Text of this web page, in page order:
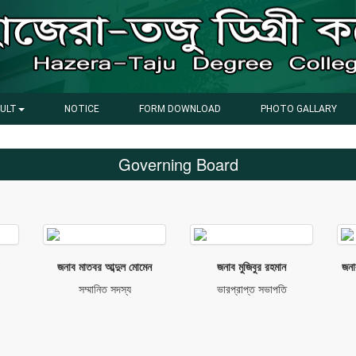
NOTICE FORM DOWNLOAD PHOTO GALLARY
Governing Board
জনাব মাতবর আব্দুল মোমেন
সম্মানিত সদস্য
জনাব মুজিবুর রহমান
ভারপ্রাপ্ত সভাপতি